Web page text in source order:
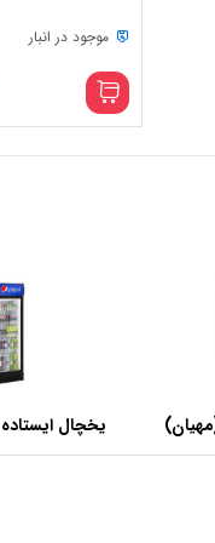
موجود در انبار
یخچال
عرض 60 سانتی متر